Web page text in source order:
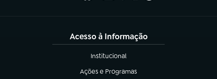
Acesso à Informação
Institucional
(abre em nova aba)
Ações e Programas
(abre em nova aba)